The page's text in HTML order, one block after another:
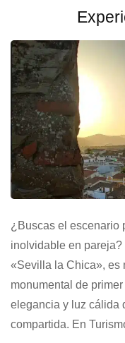
¿Buscas el escenario
inolvidable en
«Sevilla la Chica», es
monumental de
elegancia y luz cálida
compartida. En